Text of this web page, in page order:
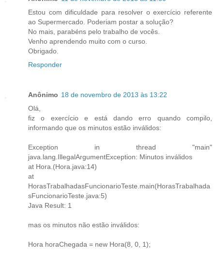
Estou com dificuldade para resolver o exercício referente
ao Supermercado. Poderiam postar a solução?
No mais, parabéns pelo trabalho de vocês.
Venho aprendendo muito com o curso.
Obrigado.
Responder
Anônimo 18 de novembro de 2013 às 13:22
Olá,
fiz o exercício e está dando erro quando compilo,
informando que os minutos estão inválidos:
Exception in thread "main"
java.lang.IllegalArgumentException: Minutos inválidos
at Hora.(Hora.java:14)
at
HorasTrabalhadasFuncionarioTeste.main(HorasTrabalhada
sFuncionarioTeste.java:5)
Java Result: 1
mas os minutos não estão inválidos:
Hora horaChegada = new Hora(8, 0, 1);